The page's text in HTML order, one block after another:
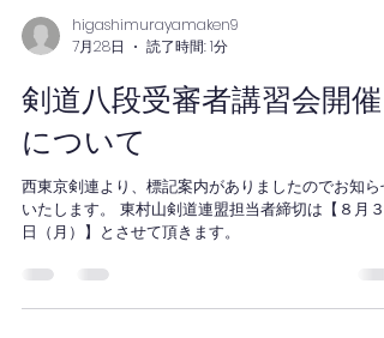
西東京剣連より、標記案内がありましたのでお知らせ
いたします。 講習会参加申込の東村山剣道連盟担当
higashimurayamaken9
7月28日
読了時間: 1分
剣道八段受審者講習会開催
について